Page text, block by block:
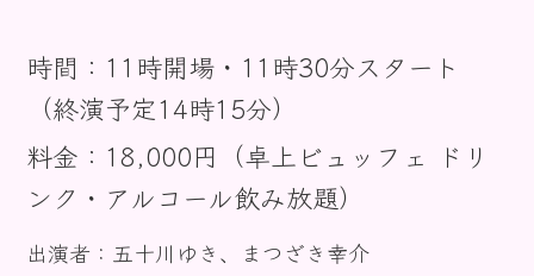
時間：11時開場・11時30分スタート
（終演予定14時15分）
料金：18,000円（卓上ビュッフェ ドリ
ンク・アルコール飲み放題）
出演者：五十川ゆき、まつざき幸介